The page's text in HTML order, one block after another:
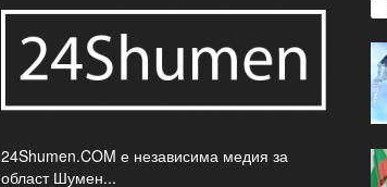
24Shumen.COM е независима медия за
област Шумен...